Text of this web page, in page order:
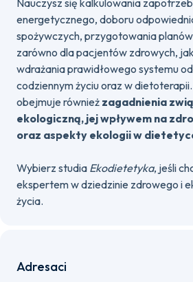
Nauczysz się kalkulowania
energetycznego, doboru
spożywczych, przygotowania
zarówno dla pacjentów zdrowych,
wdrażania prawidłowego systemu
codziennym życiu oraz w
obejmuje również zagadnienia
ekologiczną, jej wpływem na
oraz aspekty ekologii w
Wybierz studia Ekodietetyka, jeśli
ekspertem w dziedzinie zdrowego i
życia.
Adresaci